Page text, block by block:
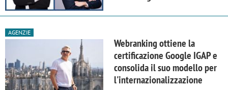
AGENZIE
Webranking ottiene la
certificazione Google IGAP e
consolida il suo modello per
l'internazionalizzazione